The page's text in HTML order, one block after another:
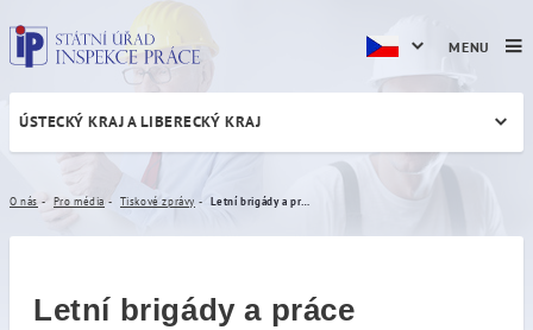
Letní brigády a práce
ÚSTECKÝ KRAJ A LIBERECKÝ KRAJ
O nás Pro média Tiskové zprávy
Letní brigády a práce
MENU